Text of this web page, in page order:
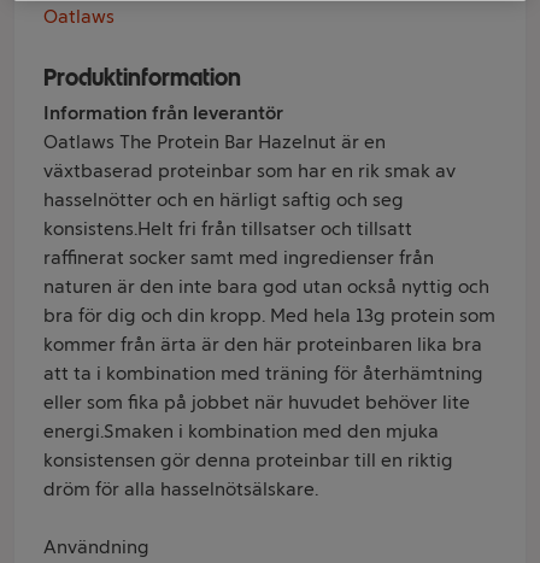
Oatlaws
Produktinformation
Information från leverantör
Oatlaws The Protein Bar Hazelnut är en
växtbaserad proteinbar som har en rik smak av
hasselnötter och en härligt saftig och seg
konsistens.Helt fri från tillsatser och tillsatt
raffinerat socker samt med ingredienser från
naturen är den inte bara god utan också nyttig och
bra för dig och din kropp. Med hela 13g protein som
kommer från ärta är den här proteinbaren lika bra
att ta i kombination med träning för återhämtning
eller som fika på jobbet när huvudet behöver lite
energi.Smaken i kombination med den mjuka
konsistensen gör denna proteinbar till en riktig
dröm för alla hasselnötsälskare.
Användning